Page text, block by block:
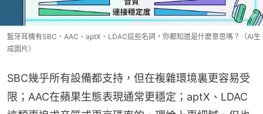
藍牙耳機有SBC、AAC、aptX、LDAC這些名詞，你都知道是什麼意思嗎？（AI生
成圖片）
SBC幾乎所有設備都支持，但在複雜環境裏更容易受
限；AAC在蘋果生態表現通常更穩定；aptX、LDAC